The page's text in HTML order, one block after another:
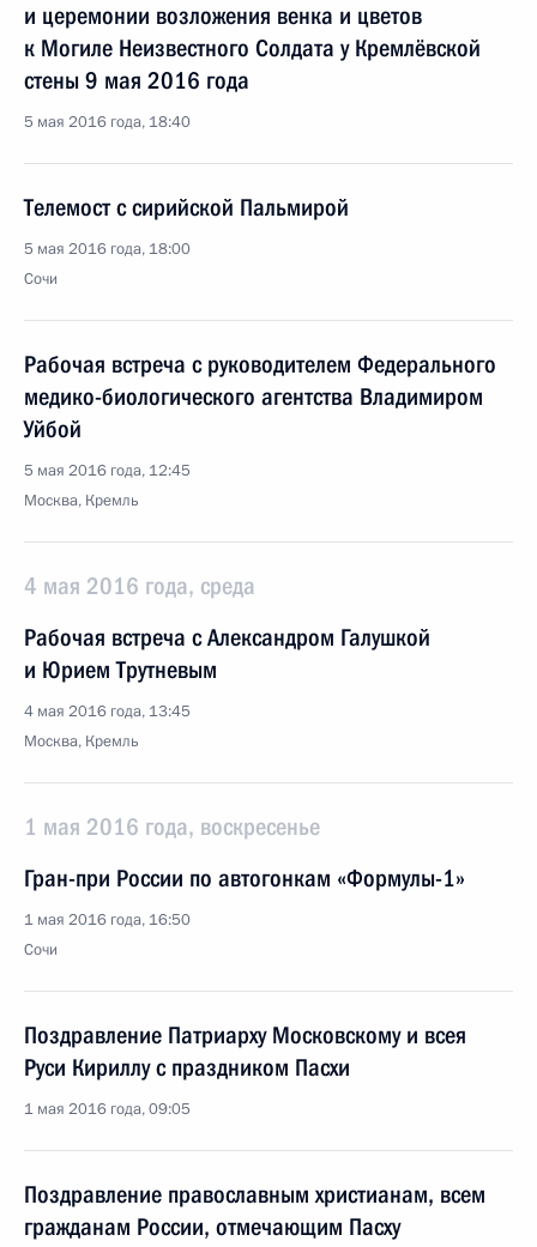
и церемонии возложения венка и цветов
к Могиле Неизвестного Солдата у Кремлёвской
стены 9 мая 2016 года
5 мая 2016 года, 18:40
Телемост с сирийской Пальмирой
5 мая 2016 года, 18:00
Сочи
Рабочая встреча с руководителем Федерального
медико-биологического агентства Владимиром
Уйбой
5 мая 2016 года, 12:45
Москва, Кремль
4 мая 2016 года, среда
Рабочая встреча с Александром Галушкой
и Юрием Трутневым
4 мая 2016 года, 13:45
Москва, Кремль
1 мая 2016 года, воскресенье
Гран-при России по автогонкам «Формулы-1»
1 мая 2016 года, 16:50
Сочи
Поздравление Патриарху Московскому и всея
Руси Кириллу с праздником Пасхи
1 мая 2016 года, 09:05
Поздравление православным христианам, всем
гражданам России, отмечающим Пасху